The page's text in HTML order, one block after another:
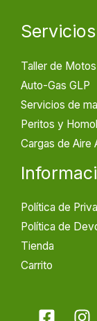
Servicios
Taller de Motos
Auto-Gas GLP
Servicios de
Peritos y
Cargas de Aire
Política de
Política de
Tienda
Carrito